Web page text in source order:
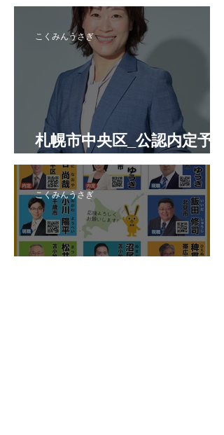
札幌市中央区_公認内定予定
候補者
こくみんうさぎ
こくみんうさぎ